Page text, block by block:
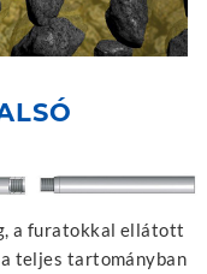
a furatokkal ellátott
teljes tartományban